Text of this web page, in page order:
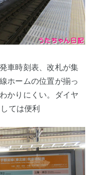
車時刻表、改札が集
ホームの位置が揃っ
かりにくい。ダイヤ
ては便利